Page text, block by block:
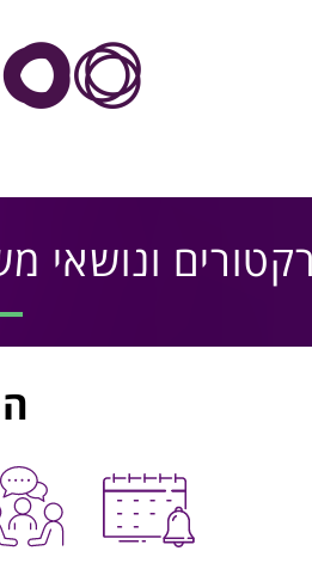
ונושאי